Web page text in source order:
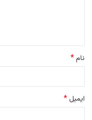
نام*
ایمیل *